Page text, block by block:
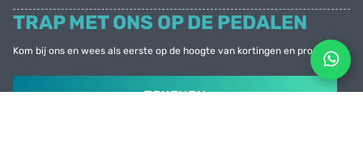
TRAP MET ONS OP DE PEDALEN
Kom bij ons en wees als eerste op de hoogte van kortingen en promoties
TEKENEN